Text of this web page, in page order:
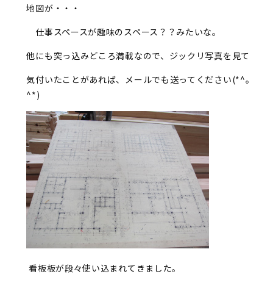
地図が・・・
仕事スペースが趣味のスペース？？みたいな。
他にも突っ込みどころ満載なので、ジックリ写真を見て
気付いたことがあれば、メールでも送ってください(*^。
^*)
看板板が段々使い込まれてきました。